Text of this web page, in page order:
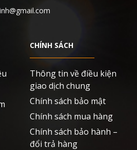
CHÍNH SÁCH
Thông tin về điều kiện
giao dịch chung
Chính sách bảo mật
Chính sách mua hàng
Chính sách bảo hành –
đổi trả hàng